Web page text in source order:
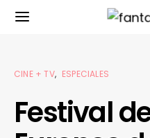
CINE + TV ESPECIALES
Festival